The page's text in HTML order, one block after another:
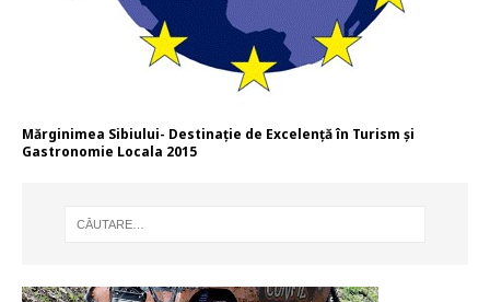
Mărginimea Sibiului- Destinație de Excelență în Turism și
Gastronomie Locala 2015